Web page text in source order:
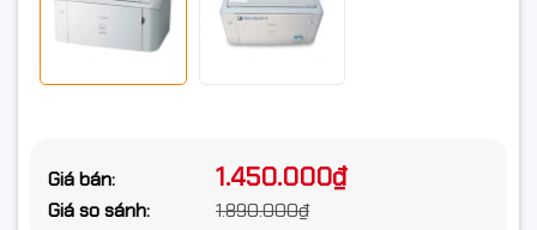
Giá bán: 1.450.000₫
Giá so sánh: 1.890.000₫